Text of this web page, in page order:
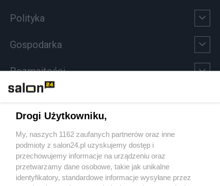
Polityka
Gospodarka
Rozmaitości
Sport
Społeczeństwo
Kultura
Drogi Użytkowniku,
My, naszych 1162 zaufanych partnerów oraz inne
podmioty z salon24.pl uzyskujemy dostęp i
przechowujemy informacje na urządzeniu oraz
przetwarzamy dane osobowe, takie jak unikalne
identyfikatory, standardowe informacje wysyłane przez